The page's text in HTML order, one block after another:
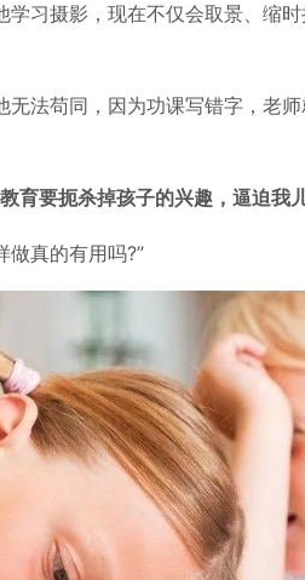
学习摄影，现在不仅会取景、缩
无法苟同，因为功课写错字，老
育要扼杀掉孩子的兴趣，逼迫我
做真的有用吗?”